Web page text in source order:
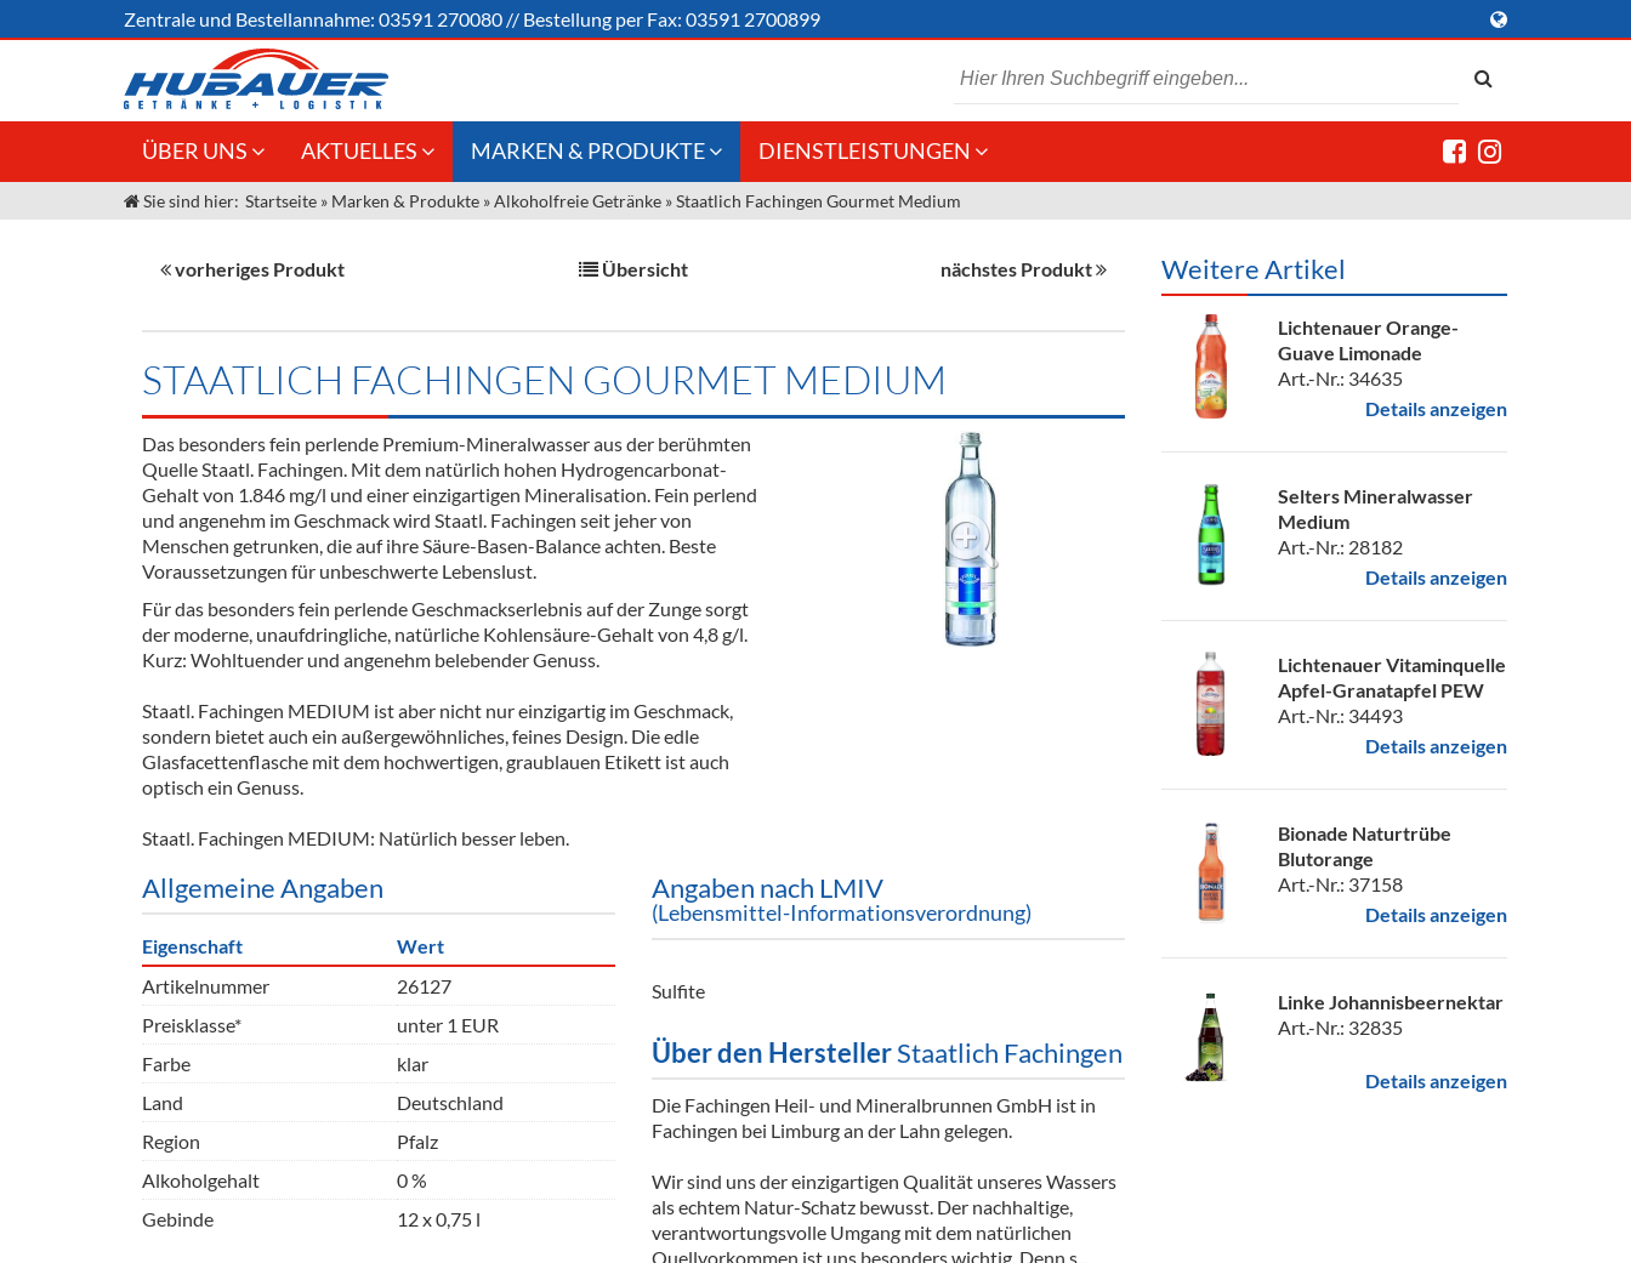
Zentrale und Bestellannahme: 03591 270080 // Bestellung per Fax: 03591 2700899
ÜBER UNS
Jobs
Unser Liefergebiet
AKTUELLES
Angebote Gastronomie &
Gastronomie
Großhandel
Innovation - Die Neue Art des
Termine
MARKEN & PRODUKTE
Weine & Schaumwein
Alkoholfreie Getränke
Öle & Küchenartikel
Kaffee
Barzubehör
Equipment
Ausschankwagen
Gläser
Kühlanhänger
Theken + Zubehör
Verpackung
Hygieneartikel & Desinfektion
DIENSTLEISTUNGEN
Kommisionskauf &
Sie sind hier: Startseite » Marken & Produkte »Alkoholfreie Getränke »Staatlich Fachingen Gourmet Medium
vorheriges Produkt Übersicht nächstes Produkt
STAATLICH FACHINGEN GOURMET MEDIUM
Das besonders fein perlende Premium-Mineralwasser aus der berühmten
Quelle Staatl. Fachingen. Mit dem natürlich hohen Hydrogencarbonat-
Gehalt von 1.846 mg/l und einer einzigartigen Mineralisation. Fein perlend
und angenehm im Geschmack wird Staatl. Fachingen seit jeher von
Menschen getrunken, die auf ihre Säure-Basen-Balance achten. Beste
Voraussetzungen für unbeschwerte Lebenslust.
Für das besonders fein perlende Geschmackserlebnis auf der Zunge sorgt
der moderne, unaufdringliche, natürliche Kohlensäure-Gehalt von 4,8 g/l.
Kurz: Wohltuender und angenehm belebender Genuss.
Staatl. Fachingen MEDIUM ist aber nicht nur einzigartig im Geschmack,
sondern bietet auch ein außergewöhnliches, feines Design. Die edle
Glasfacettenflasche mit dem hochwertigen, graublauen Etikett ist auch
optisch ein Genuss.
Staatl. Fachingen MEDIUM: Natürlich besser leben.
Allgemeine Angaben
Eigenschaft
Wert
Artikelnummer
26127
Preisklasse*
unter 1 EUR
Farbe
klar
Land
Deutschland
Region
Pfalz
Alkoholgehalt
0 %
Gebinde
12 x 0,75 l
Angaben nach LMIV
(Lebensmittel-Informationsverordnung)
Sulfite
Über den HerstellerStaatlich Fachingen
Die Fachingen Heil- und Mineralbrunnen GmbH ist in
Fachingen bei Limburg an der Lahn gelegen.
Wir sind uns der einzigartigen Qualität unseres Wassers
als echtem Natur-Schatz bewusst. Der nachhaltige,
verantwortungsvolle Umgang mit dem natürlichen
Quellvorkommen ist uns besonders wichtig. Denn s...
Weitere Artikel
Lichtenauer Orange-
Guave Limonade
Art.-Nr.: 34635
Details anzeigen
Selters Mineralwasser
Medium
Art.-Nr.: 28182
Details anzeigen
Lichtenauer Vitaminquelle
Apfel-Granatapfel PEW
Art.-Nr.: 34493
Details anzeigen
Bionade Naturtrübe
Blutorange
Art.-Nr.: 37158
Details anzeigen
Linke Johannisbeernektar
Art.-Nr.: 32835
Details anzeigen